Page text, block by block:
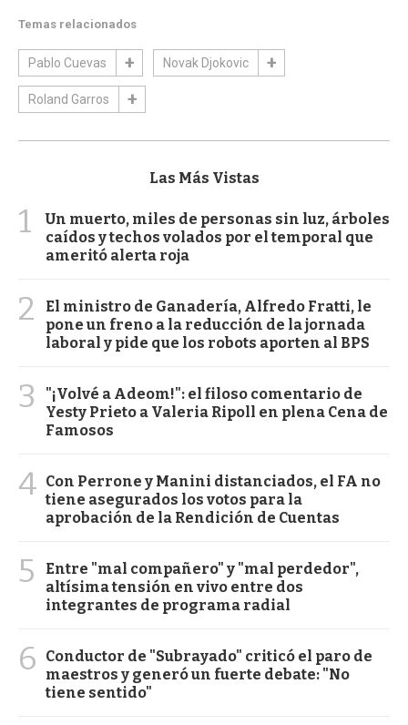
Temas relacionados
Pablo Cuevas Novak Djokovic
Roland Garros
Las Más Vistas
1
Un muerto, miles de personas sin luz, árboles
caídos y techos volados por el temporal que
ameritó alerta roja
2
El ministro de Ganadería, Alfredo Fratti, le
pone un freno a la reducción de la jornada
laboral y pide que los robots aporten al BPS
3
"¡Volvé a Adeom!": el filoso comentario de
Yesty Prieto a Valeria Ripoll en plena Cena de
Famosos
4 Con Perrone y Manini distanciados, el FA no
tiene asegurados los votos para la
aprobación de la Rendición de Cuentas
5
Entre "mal compañero" y "mal perdedor",
altísima tensión en vivo entre dos
integrantes de programa radial
6
Conductor de "Subrayado" criticó el paro de
maestros y generó un fuerte debate: "No
tiene sentido"